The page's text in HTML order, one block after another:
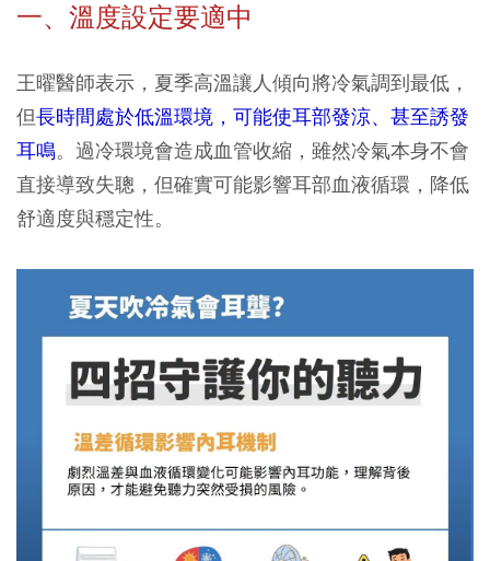
一、溫度設定要適中
王曜醫師表示，夏季高溫讓人傾向將冷氣調到最低，
但長時間處於低溫環境，可能使耳部發涼、甚至誘發
耳鳴。過冷環境會造成血管收縮，雖然冷氣本身不會
直接導致失聰，但確實可能影響耳部血液循環，降低
舒適度與穩定性。